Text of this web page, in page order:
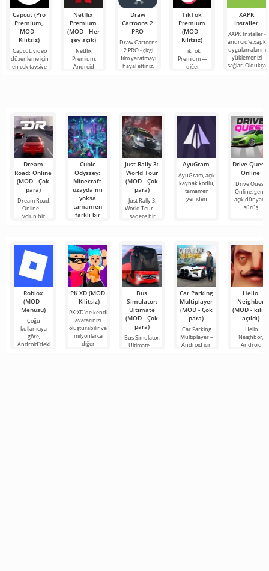
Capcut (Pro
Premium,
MOD -
Kilitsiz)
Capcut, video
düzenleme için
en çok tavsiye
Netflix
Premium
(MOD - Her
şey açık)
Netflix
Premium,
Android
Draw
Cartoons 2
PRO
Draw Cartoons
2 PRO - çizgi
film yaratmayı
hayal ettiniz,
TikTok
Premium
(MOD -
Kilitsiz)
TikTok
Premium —
diğer
XAPK
Installer
XAPK Installer -
android'e.xapk
uygulamalarını
yüklemenizi
sağlar. Oldukça
Dream
Road: Online
(MOD - Çok
para)
Dream Road:
Online —
yolun hiç
Cubic
Odyssey:
Minecraft
uzayda mı
yoksa
tamamen
farklı bir
kalma, üretim
ve açık
Just Rally 3:
World Tour
(MOD - Çok
para)
Just Rally 3:
World Tour —
sadece bir
AyuGram
AyuGram, açık
kaynak kodlu,
tamamen
yeniden
Drive Quest:
Online
Drive Quest:
Online, geniş
açık dünyada
sürüş
Roblox
(MOD -
Menüsü)
Çoğu
kullanıcıya
göre,
Android'deki
PK XD (MOD
- Kilitsiz)
PK XD'de kendi
avatarınızı
oluşturabilir ve
milyonlarca
diğer
Bus
Simulator:
Ultimate
(MOD - Çok
para)
Bus Simulator:
Ultimate —
Car Parking
Multiplayer
(MOD - Çok
para)
Car Parking
Multiplayer –
Android için
Hello
Neighbor
(MOD - kilidi
açıldı)
Hello
Neighbor,
Android